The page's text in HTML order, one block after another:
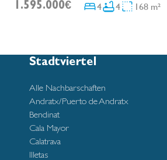
1.595.000€
4
4 168 m²
Stadtviertel
Alle Nachbarschaften
Andratx/Puerto de Andratx
Bendinat
Cala Mayor
Calatrava
Illetas